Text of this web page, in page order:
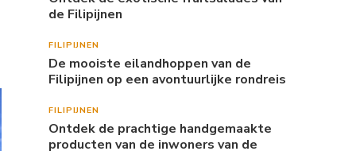
de Filipijnen
FILIPIJNEN
De mooiste eilandhoppen van de
Filipijnen op een avontuurlijke rondreis
FILIPIJNEN
Ontdek de prachtige handgemaakte
producten van de inwoners van de